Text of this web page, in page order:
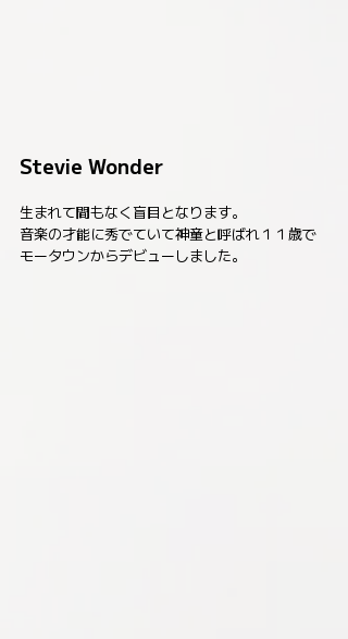
Stevie Wonder
生まれて間もなく盲目となります。
音楽の才能に秀でていて神童と呼ばれ１１歳で
モータウンからデビューしました。